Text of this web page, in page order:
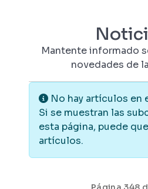
Mantente informado
novedades de
Información
No hay artículos en
Si se muestran las
esta página, puede
artículos.